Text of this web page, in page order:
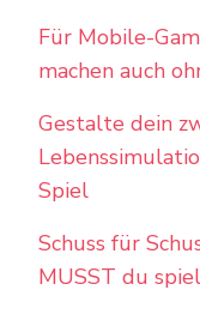
Für Mobile-
machen auch
Gestalte dein
Spiel
Schuss für
MUSST du